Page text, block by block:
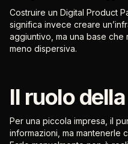
Costruire un Digital Product
significa invece creare
aggiuntivo, ma una base
meno dispersiva.
Il ruolo
Per una piccola impresa, il
informazioni, ma mantenerle